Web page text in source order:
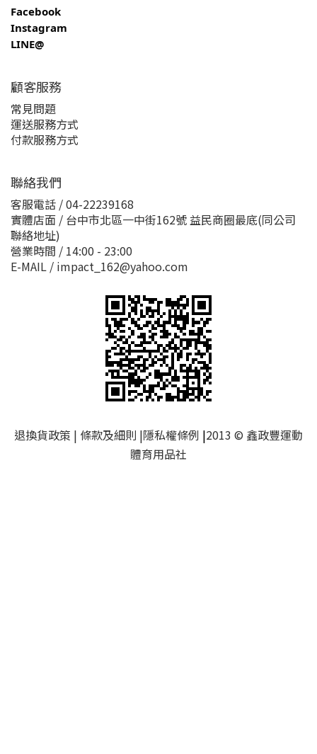
Facebook
Instagram
LINE@
顧客服務
常見問題
運送服務方式
付款服務方式
聯絡我們
客服電話 / 04-22239168
實體店面 / 台中市北區一中街162號 益民商圈最底(同公司
聯絡地址)
營業時間 / 14:00 - 23:00
E-MAIL / impact_162@yahoo.com
退換貨政策 | 條款及細則 |隱私權條例 |2013 © 鑫政豐運動
體育用品社